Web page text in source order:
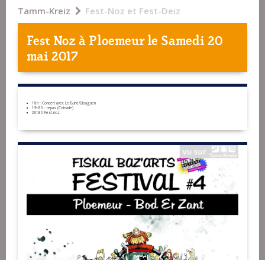
Tamm-Kreiz Fest-Noz et Fest-Deiz
Fest Noz àPloemeurle Samedi 20
mai 2017
18h : Concert avec Le Buhé/Gloaguen
19h30 : repas (Cotriade)
20h30 Fest-noz